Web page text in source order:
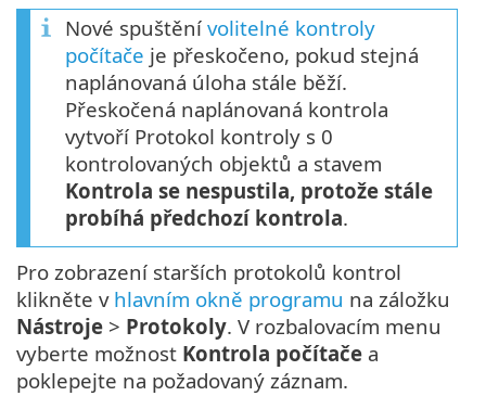
Nové spuštění volitelné kontroly
počítače je přeskočeno, pokud stejná
naplánovaná úloha stále běží.
Přeskočená naplánovaná kontrola
vytvoří Protokol kontroly s 0
kontrolovaných objektů a stavem
Kontrola se nespustila, protože stále
probíhá předchozí kontrola.
Pro zobrazení starších protokolů kontrol
klikněte vhlavním okně programu na záložku
Nástroje > Protokoly. V rozbalovacím menu
vyberte možnost Kontrola počítače a
poklepejte na požadovaný záznam.